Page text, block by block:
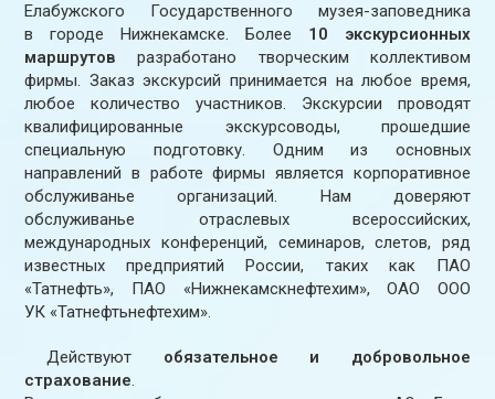
Елабужского Государственного музея-заповедника
в городе Нижнекамске. Более 10 экскурсионных
маршрутов разработано творческим коллективом
фирмы. Заказ экскурсий принимается на любое время,
любое количество участников. Экскурсии проводят
квалифицированные экскурсоводы, прошедшие
специальную подготовку. Одним из основных
направлений в работе фирмы является корпоративное
обслуживанье организаций. Нам доверяют
обслуживанье отраслевых всероссийских,
международных конференций, семинаров, слетов, ряд
известных предприятий России, таких как ПАО
«Татнефть», ПАО «Нижнекамскнефтехим», ОАО ООО
УК «Татнефтьнефтехим».
Действуют обязательное и добровольное
страхование.